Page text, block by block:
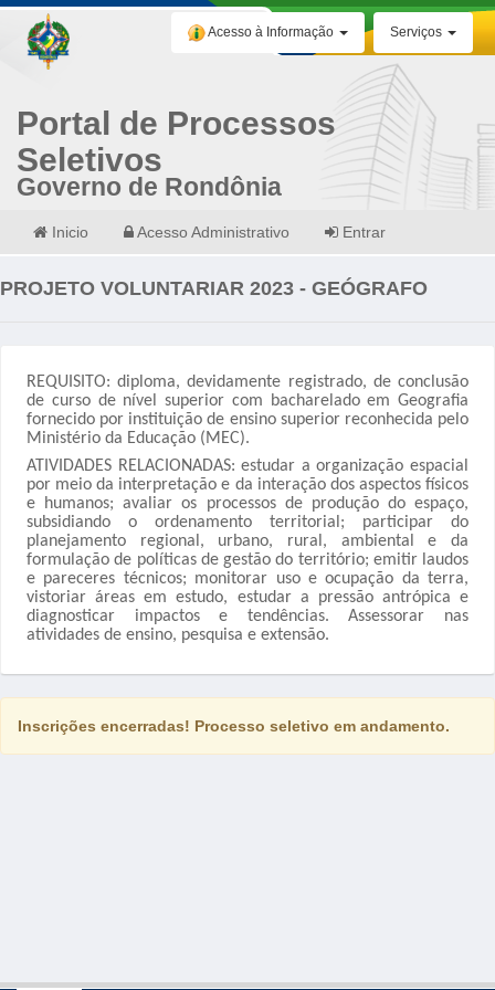
Serviços
Acesso à Informação
Portal de Processos
Seletivos
Governo de Rondônia
Inicio Acesso Administrativo Entrar
PROJETO VOLUNTARIAR 2023 - GEÓGRAFO
REQUISITO: diploma, devidamente registrado, de conclusão
de curso de nível superior com bacharelado em Geografia
fornecido por instituição de ensino superior reconhecida pelo
Ministério da Educação (MEC).
ATIVIDADES RELACIONADAS: estudar a organização espacial
por meio da interpretação e da interação dos aspectos físicos
e humanos; avaliar os processos de produção do espaço,
subsidiando o ordenamento territorial; participar do
planejamento regional, urbano, rural, ambiental e da
formulação de políticas de gestão do território; emitir laudos
e pareceres técnicos; monitorar uso e ocupação da terra,
vistoriar áreas em estudo, estudar a pressão antrópica e
diagnosticar impactos e tendências. Assessorar nas
atividades de ensino, pesquisa e extensão.
Inscrições encerradas! Processo seletivo em andamento.